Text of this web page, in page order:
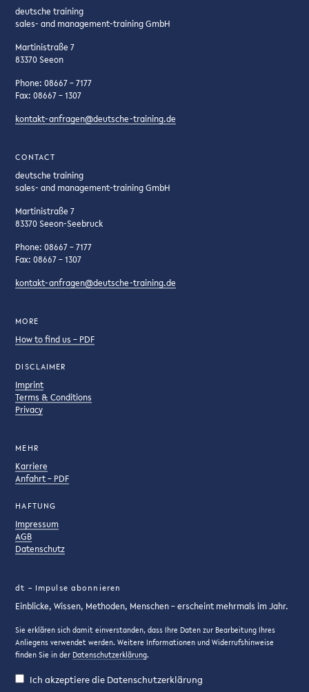
deutsche training
sales- and management-training GmbH
Martinistraße 7
83370 Seeon
Phone: 08667 – 7177
Fax: 08667 – 1307
kontakt-anfragen@deutsche-training.de
CONTACT
deutsche training
sales- and management-training GmbH
Martinistraße 7
83370 Seeon-Seebruck
Phone: 08667 – 7177
Fax: 08667 – 1307
kontakt-anfragen@deutsche-training.de
MORE
How to find us – PDF
DISCLAIMER
Imprint
Terms & Conditions
Privacy
MEHR
Karriere
Anfahrt – PDF
HAFTUNG
Impressum
AGB
Datenschutz
dt – Impulse abonnieren
Einblicke, Wissen, Methoden, Menschen – erscheint mehrmals im Jahr.
Sie erklären sich damit einverstanden, dass Ihre Daten zur Bearbeitung Ihres
Anliegens verwendet werden. Weitere Informationen und Widerrufshinweise
finden Sie in der Datenschutzerklärung.
Ich akzeptiere die Datenschutzerklärung